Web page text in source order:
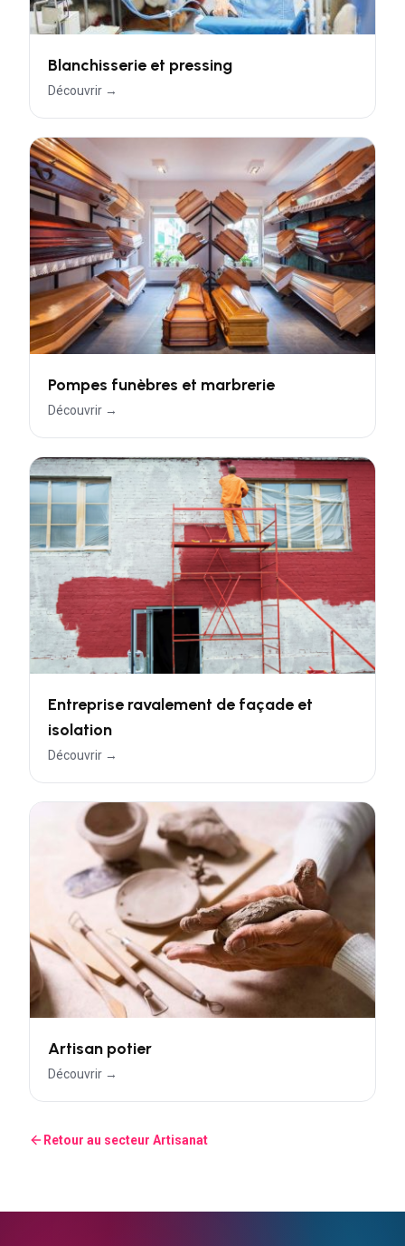
Blanchisserie et pressing
Découvrir →
Pompes funèbres et marbrerie
Découvrir →
Entreprise ravalement de façade et
isolation
Découvrir →
Artisan potier
Découvrir →
Retour au secteur Artisanat